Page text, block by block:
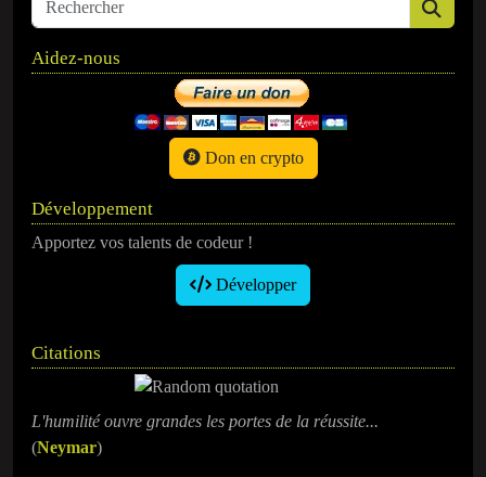
Aidez-nous
Don en crypto
Développement
Apportez vos talents de codeur !
Développer
Citations
L'humilité ouvre grandes les portes de la réussite...
(Neymar)